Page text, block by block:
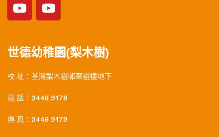
世德幼稚園(梨木樹)
校 址：荃灣梨木樹邨翠樹樓地下
電 話：3446 9178
傳 真：3446 9179